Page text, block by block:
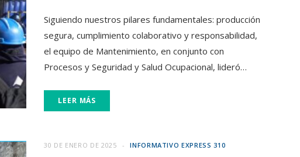
Siguiendo nuestros pilares fundamentales: producción
segura, cumplimiento colaborativo y responsabilidad,
el equipo de Mantenimiento, en conjunto con
Procesos y Seguridad y Salud Ocupacional, lideró…
LEER MÁS
30 DE ENERO DE 2025 INFORMATIVO EXPRESS 310